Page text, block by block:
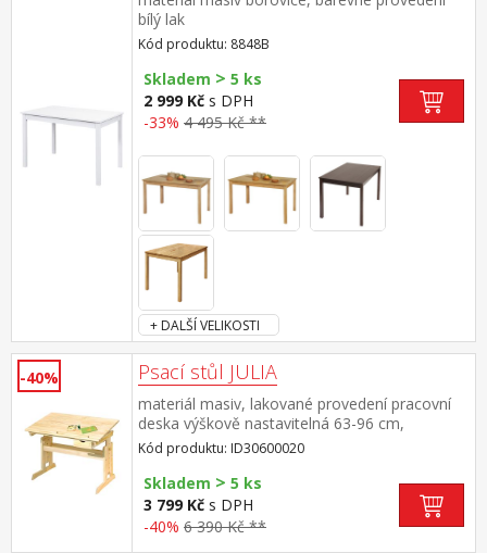
bílý lak
Kód produktu: 8848B
Skladem > 5 ks
2 999 Kč s DPH
-33% 4 495 Kč **
+ DALŠÍ VELIKOSTI
-40% Psací stůl JULIA
materiál masiv, lakované provedení pracovní
deska výškově nastavitelná 63-96 cm,
naklopitelná pod pracovní deskou zásuvka a
odkládací police
Kód produktu: ID30600020
Skladem > 5 ks
3 799 Kč s DPH
-40% 6 390 Kč **